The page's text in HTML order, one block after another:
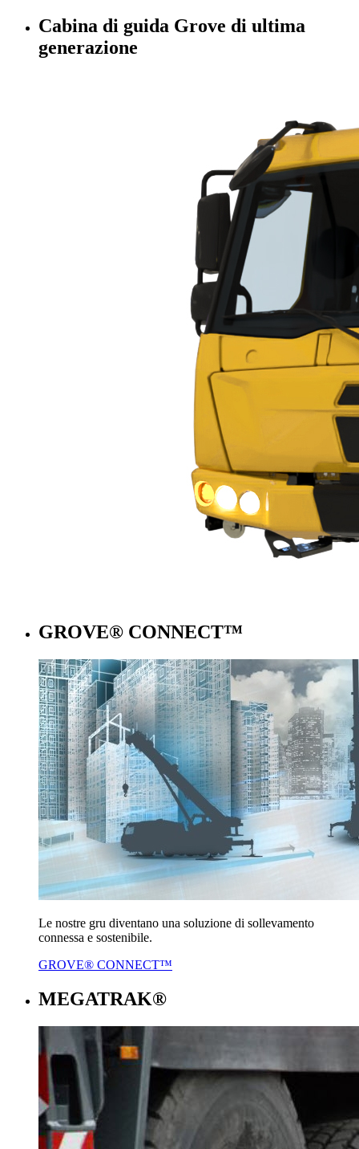
Cabina di guida Grove di ultima
generazione
GROVE® CONNECT™
Le nostre gru diventano una soluzione di sollevamento
connessa e sostenibile.
GROVE® CONNECT™
MEGATRAK®